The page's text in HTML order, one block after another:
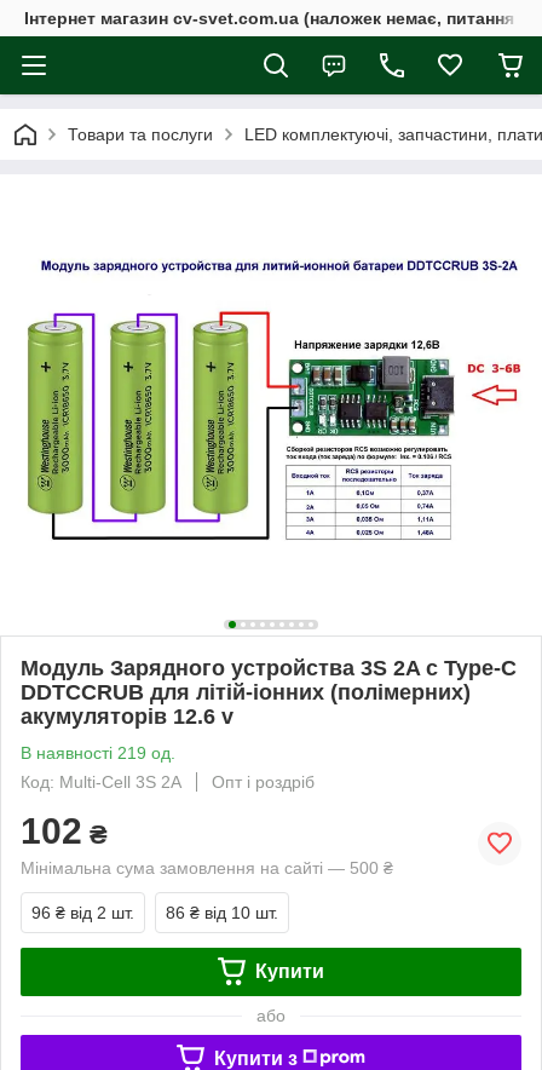
Інтернет магазин cv-svet.com.ua (наложек немає, питання у
Товари та послуги LED комплектуючі, запчастини,
Модуль Зарядного устройства 3S 2A с Type-C
DDTCCRUB для літій-іонних (полімерних)
акумуляторів 12.6 v
В наявності 219 од.
Код: Multi-Cell 3S 2A
Опт і роздріб
102 ₴
Мінімальна сума замовлення на сайті — 500 ₴
96 ₴ від 2 шт. 86 ₴ від 10 шт.
Купити
або
Купити з